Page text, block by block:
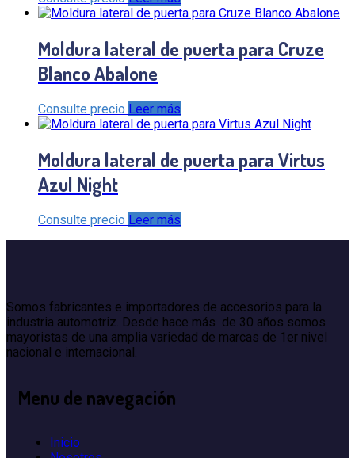
Moldura lateral de puerta para Cruze
Blanco Abalone
Consulte precio Leer más
Moldura lateral de puerta para Virtus
Azul Night
Consulte precio Leer más
Somos fabricantes e importadores de accesorios para la
industria automotriz. Desde hace más de 30 años somos
mayoristas de una amplia variedad de marcas de 1er nivel
nacional e internacional.
Menu de navegación
Inicio